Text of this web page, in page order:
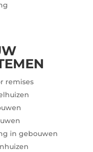
remises
in gebouwen